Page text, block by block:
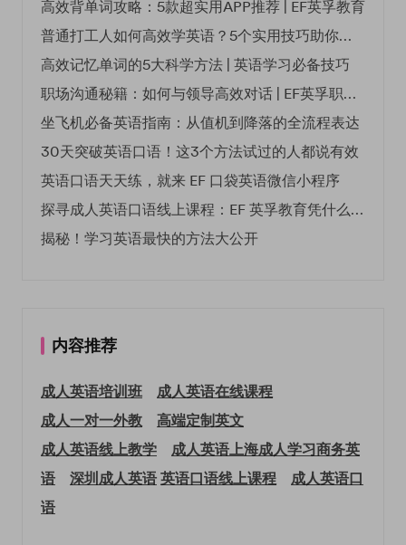
高效背单词攻略：5款超实用APP推荐 | EF英孚教育
普通打工人如何高效学英语？5个实用技巧助你突破职场瓶颈
高效记忆单词的5大科学方法 | 英语学习必备技巧
职场沟通秘籍：如何与领导高效对话 | EF英孚职场指南
坐飞机必备英语指南：从值机到降落的全流程表达
30天突破英语口语！这3个方法试过的人都说有效
英语口语天天练，就来 EF 口袋英语微信小程序
探寻成人英语口语线上课程：EF 英孚教育凭什么领航
揭秘！学习英语最快的方法大公开
内容推荐
成人英语培训班
成人英语在线课程
成人一对一外教
高端定制英文
成人英语线上教学
成人英语上海成人学习商务英
语
深圳成人英语英语口语线上课程
成人英语口
语